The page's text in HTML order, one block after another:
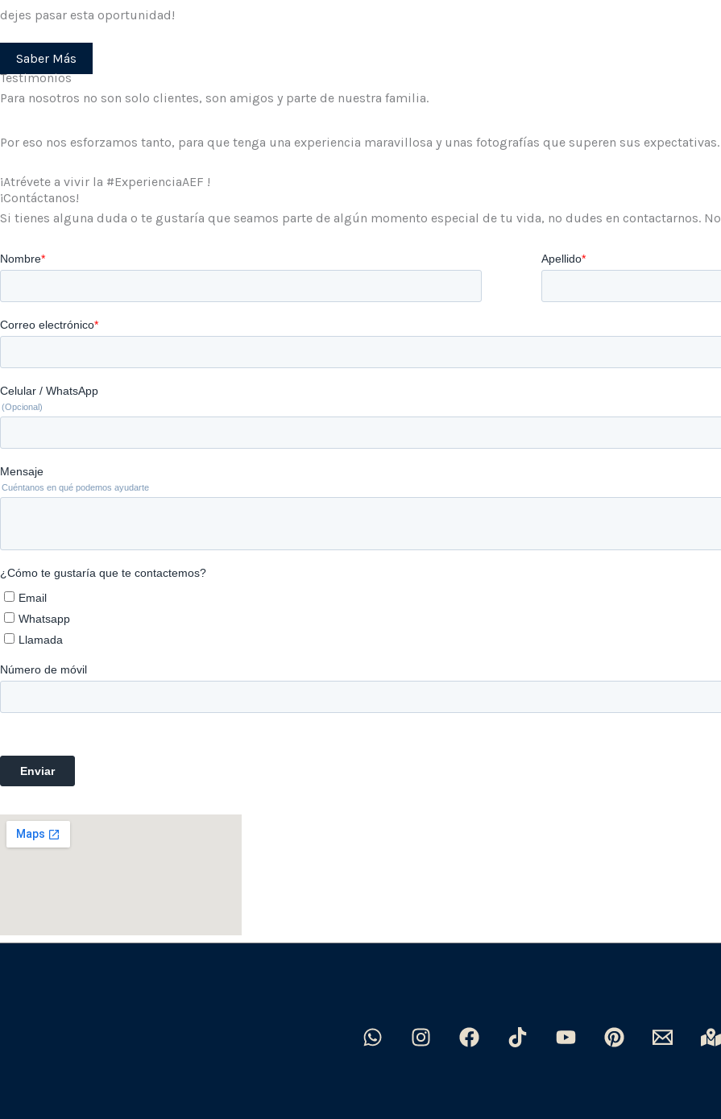
dejes pasar esta oportunidad!
Saber Más
Testimonios
Para nosotros no son solo clientes, son amigos y parte de nuestra familia.
Por eso nos esforzamos tanto, para que tenga una experiencia maravillosa y unas fotografías que superen sus expectativas.
¡Atrévete a vivir la #ExperienciaAEF !
¡Contáctanos!
Si tienes alguna duda o te gustaría que seamos parte de algún momento especial de tu vida, no dudes en contactarnos.